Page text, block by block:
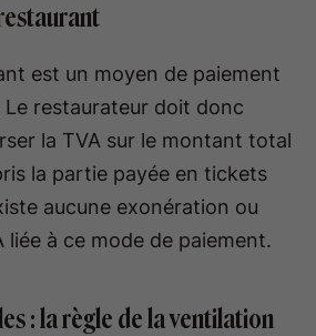
est un moyen de paiement
restaurateur doit donc
la TVA sur le montant total
la partie payée en tickets
aucune exonération ou
liée à ce mode de paiement.
: la règle de la ventilation